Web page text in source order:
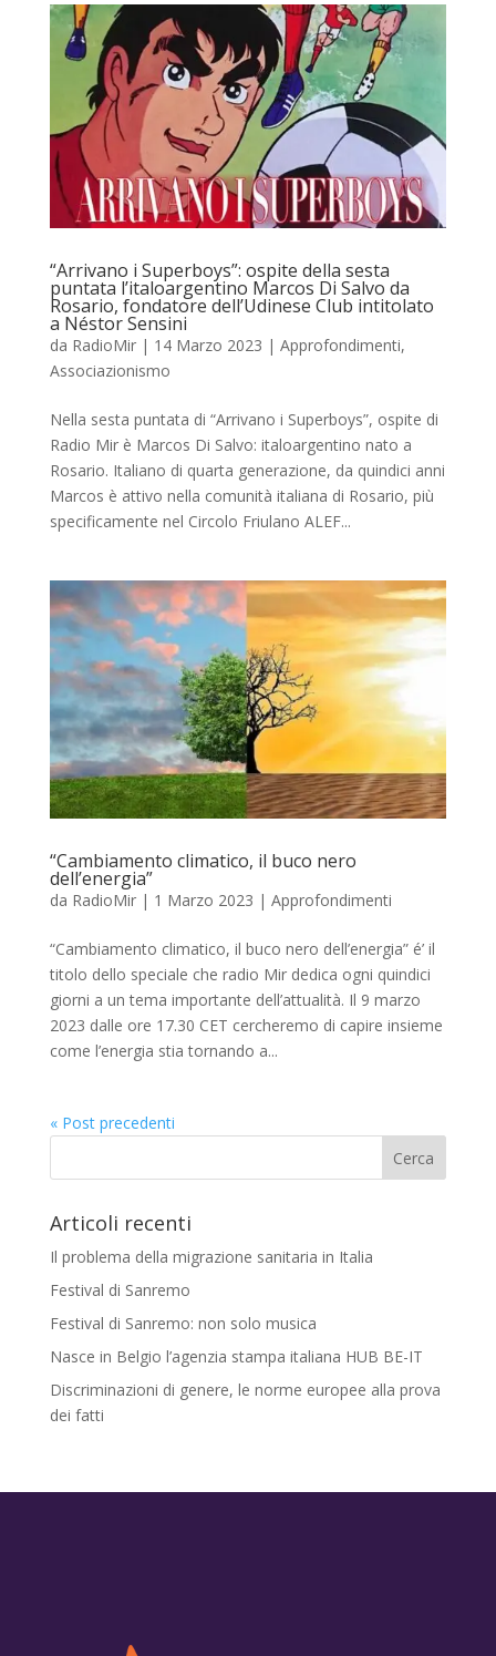
“Arrivano i Superboys”: ospite della sesta
puntata l’italoargentino Marcos Di Salvo da
Rosario, fondatore dell’Udinese Club intitolato
a Néstor Sensini
da RadioMir| 14 Marzo 2023 | Approfondimenti,
Associazionismo
Nella sesta puntata di “Arrivano i Superboys”, ospite di
Radio Mir è Marcos Di Salvo: italoargentino nato a
Rosario. Italiano di quarta generazione, da quindici anni
Marcos è attivo nella comunità italiana di Rosario, più
specificamente nel Circolo Friulano ALEF...
“Cambiamento climatico, il buco nero
dell’energia”
da RadioMir| 1 Marzo 2023 | Approfondimenti
“Cambiamento climatico, il buco nero dell’energia” é’ il
titolo dello speciale che radio Mir dedica ogni quindici
giorni a un tema importante dell’attualità. Il 9 marzo
2023 dalle ore 17.30 CET cercheremo di capire insieme
come l’energia stia tornando a...
« Post precedenti
Articoli recenti
Il problema della migrazione sanitaria in Italia
Festival di Sanremo
Festival di Sanremo: non solo musica
Nasce in Belgio l’agenzia stampa italiana HUB BE-IT
Discriminazioni di genere, le norme europee alla prova
dei fatti